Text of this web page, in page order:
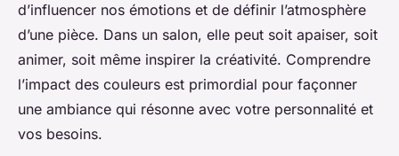
d’influencer nos émotions et de définir l’atmosphère
d’une pièce. Dans un salon, elle peut soit apaiser, soit
animer, soit même inspirer la créativité. Comprendre
l’impact des couleurs est primordial pour façonner
une ambiance qui résonne avec votre personnalité et
vos besoins.